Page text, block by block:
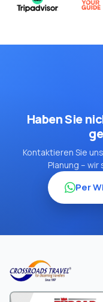
Haben Sie
Kontaktieren Sie
Planung – wir
Per